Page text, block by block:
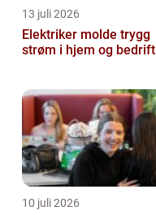
13 juli 2026
Elektriker molde trygg
strøm i hjem og bedrift
10 juli 2026